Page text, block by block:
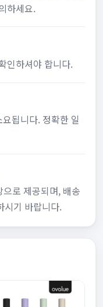
하세요.
인하셔야 합니다.
됩니다. 정확한 일
로 제공되며, 배송
시기 바랍니다.